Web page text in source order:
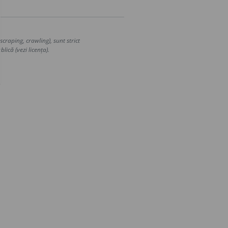
crawling), sunt strict
(vezi licența).